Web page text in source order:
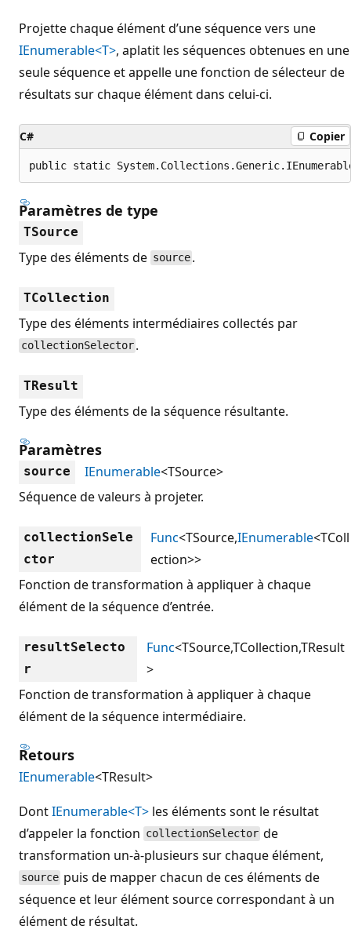
Projette chaque élément d’une séquence vers une
IEnumerable<T>, aplatit les séquences obtenues en une
seule séquence et appelle une fonction de sélecteur de
résultats sur chaque élément dans celui-ci.
C# Copier
public static
Paramètres de type
TSource
Type des éléments de source .
TCollection
Type des éléments intermédiaires collectés par
collectionSelector .
TResult
Type des éléments de la séquence résultante.
Paramètres
source IEnumerable<TSource>
Séquence de valeurs à projeter.
collectionSele
ctor
Func<TSource,IEnumerable<TColl
ection>>
Fonction de transformation à appliquer à chaque
élément de la séquence d’entrée.
resultSelecto
r
Func<TSource,TCollection,TResult
>
Fonction de transformation à appliquer à chaque
élément de la séquence intermédiaire.
Retours
IEnumerable<TResult>
DontIEnumerable<T> les éléments sont le résultat
d’appeler la fonction collectionSelector de
transformation un-à-plusieurs sur chaque élément,
source puis de mapper chacun de ces éléments de
séquence et leur élément source correspondant à un
élément de résultat.